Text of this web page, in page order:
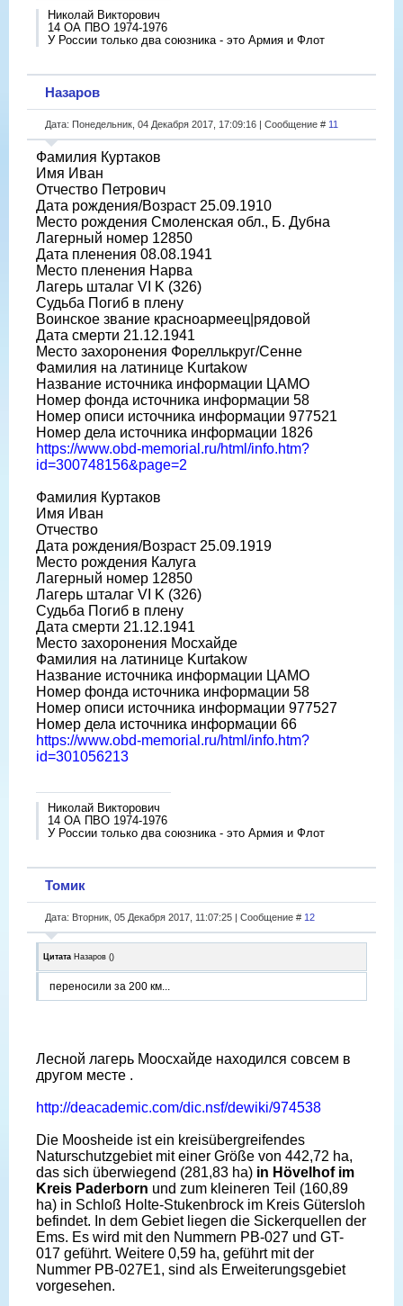
Николай Викторович
14 ОА ПВО 1974-1976
У России только два союзника - это Армия и Флот
Назаров
Дата: Понедельник, 04 Декабря 2017, 17:09:16 | Сообщение # 11
Фамилия Куртаков
Имя Иван
Отчество Петрович
Дата рождения/Возраст 25.09.1910
Место рождения Смоленская обл., Б. Дубна
Лагерный номер 12850
Дата пленения 08.08.1941
Место пленения Нарва
Лагерь шталаг VI K (326)
Судьба Погиб в плену
Воинское звание красноармеец|рядовой
Дата смерти 21.12.1941
Место захоронения Фореллькруг/Сенне
Фамилия на латинице Kurtakow
Название источника информации ЦАМО
Номер фонда источника информации 58
Номер описи источника информации 977521
Номер дела источника информации 1826
https://www.obd-memorial.ru/html/info.htm?
id=300748156&page=2
Фамилия Куртаков
Имя Иван
Отчество
Дата рождения/Возраст 25.09.1919
Место рождения Калуга
Лагерный номер 12850
Лагерь шталаг VI K (326)
Судьба Погиб в плену
Дата смерти 21.12.1941
Место захоронения Мосхайде
Фамилия на латинице Kurtakow
Название источника информации ЦАМО
Номер фонда источника информации 58
Номер описи источника информации 977527
Номер дела источника информации 66
https://www.obd-memorial.ru/html/info.htm?
id=301056213
Николай Викторович
14 ОА ПВО 1974-1976
У России только два союзника - это Армия и Флот
Томик
Дата: Вторник, 05 Декабря 2017, 11:07:25 | Сообщение # 12
Цитата Назаров ()
переносили за 200 км...
Лесной лагерь Моосхайде находился совсем в
другом месте .
http://deacademic.com/dic.nsf/dewiki/974538
Die Moosheide ist ein kreisübergreifendes
Naturschutzgebiet mit einer Größe von 442,72 ha,
das sich überwiegend (281,83 ha) in Hövelhof im
Kreis Paderborn und zum kleineren Teil (160,89
ha) in Schloß Holte-Stukenbrock im Kreis Gütersloh
befindet. In dem Gebiet liegen die Sickerquellen der
Ems. Es wird mit den Nummern PB-027 und GT-
017 geführt. Weitere 0,59 ha, geführt mit der
Nummer PB-027E1, sind als Erweiterungsgebiet
vorgesehen.